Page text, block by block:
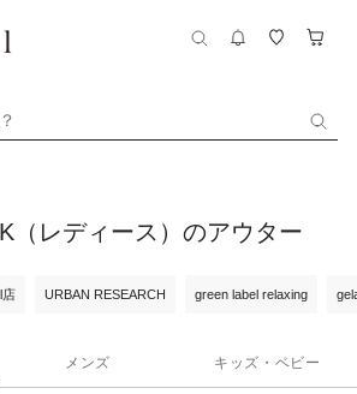
（レディース）のアウター
店 URBAN RESEARCH green label relaxing
メンズ キッズ・ベビー